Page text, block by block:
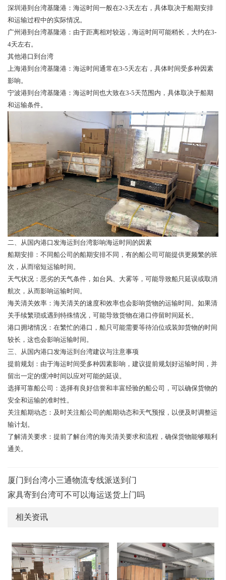
深圳港到台湾基隆港：海运时间一般在2-3天左右，具体取决于船期安排
和运输过程中的实际情况。
广州港到台湾基隆港：由于距离相对较远，海运时间可能稍长，大约在3-
4天左右。
其他港口到台湾
上海港到台湾基隆港：海运时间通常在3-5天左右，具体时间受多种因素
影响。
宁波港到台湾基隆港：海运时间也大致在3-5天范围内，具体取决于船期
和运输条件。
二、从国内港口发海运到台湾影响海运时间的因素
船期安排：不同船公司的船期安排不同，有的船公司可能提供更频繁的班
次，从而缩短运输时间。
天气状况：恶劣的天气条件，如台风、大雾等，可能导致船只延误或取消
航次，从而影响运输时间。
海关清关效率：海关清关的速度和效率也会影响货物的运输时间。如果清
关手续繁琐或遇到特殊情况，可能导致货物在港口停留时间延长。
港口拥堵情况：在繁忙的港口，船只可能需要等待泊位或装卸货物的时间
较长，这也会影响运输时间。
三、从国内港口发海运到台湾建议与注意事项
提前规划：由于海运时间受多种因素影响，建议提前规划好运输时间，并
留出一定的缓冲时间以应对可能的延误。
选择可靠船公司：选择有良好信誉和丰富经验的船公司，可以确保货物的
安全和运输的准时性。
关注船期动态：及时关注船公司的船期动态和天气预报，以便及时调整运
输计划。
了解清关要求：提前了解台湾的海关清关要求和流程，确保货物能够顺利
通关。
厦门到台湾小三通物流专线派送到门
家具寄到台湾可不可以海运送货上门吗
相关资讯